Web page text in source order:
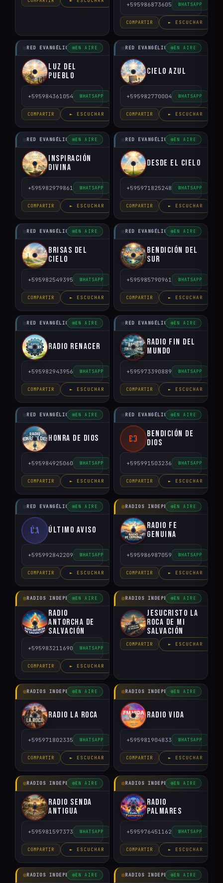
+595986873605 WHATSAPP
COMPARTIR ► ESCUCHAR
RED EVANGÉLICO DEL PARAGUAY
EN AIRE
Luz del
pueblo
+595984361054 WHATSAPP
COMPARTIR ► ESCUCHAR
RED EVANGÉLICO DEL PARAGUAY
EN AIRE
Cielo Azul
+595982770004 WHATSAPP
COMPARTIR ► ESCUCHAR
RED EVANGÉLICO DEL PARAGUAY
EN AIRE
Inspiración
Divina
+595982979861 WHATSAPP
COMPARTIR ► ESCUCHAR
RED EVANGÉLICO DEL PARAGUAY
EN AIRE
Desde el Cielo
+595971825248 WHATSAPP
COMPARTIR ► ESCUCHAR
RED EVANGÉLICO DEL PARAGUAY
EN AIRE
Brisas del
Cielo
+595982549395 WHATSAPP
COMPARTIR ► ESCUCHAR
RED EVANGÉLICO DEL PARAGUAY
EN AIRE
Bendición del
Sur
+595985790961 WHATSAPP
COMPARTIR ► ESCUCHAR
RED EVANGÉLICO DEL PARAGUAY
EN AIRE
Radio Renacer
+595982943956 WHATSAPP
COMPARTIR ► ESCUCHAR
RED EVANGÉLICO DEL PARAGUAY
EN AIRE
Radio Fin del
Mundo
+595973390889 WHATSAPP
COMPARTIR ► ESCUCHAR
RED EVANGÉLICO DEL PARAGUAY
EN AIRE
Honra de Dios
+595984925060 WHATSAPP
COMPARTIR ► ESCUCHAR
RED EVANGÉLICO DEL PARAGUAY
EN AIRE
BD
Bendición de
Dios
+595991503236 WHATSAPP
COMPARTIR ► ESCUCHAR
RED EVANGÉLICO DEL PARAGUAY
EN AIRE
ÚA Último Aviso
+595992842209 WHATSAPP
COMPARTIR ► ESCUCHAR
RADIOS INDEPENDIENTES
EN AIRE
Radio Fe
Genuina
+595986987059 WHATSAPP
COMPARTIR ► ESCUCHAR
RADIOS INDEPENDIENTES
EN AIRE
Radio
Antorcha de
Salvación
+595983211690 WHATSAPP
COMPARTIR ► ESCUCHAR
RADIOS INDEPENDIENTES
EN AIRE
Jesucristo la
Roca de mi
Salvación
COMPARTIR ► ESCUCHAR
RADIOS INDEPENDIENTES
EN AIRE
Radio La Roca
+595971802335 WHATSAPP
COMPARTIR ► ESCUCHAR
RADIOS INDEPENDIENTES
EN AIRE
Radio Vida
+595981904833 WHATSAPP
COMPARTIR ► ESCUCHAR
RADIOS INDEPENDIENTES
EN AIRE
Radio Senda
Antigua
+595981597373 WHATSAPP
COMPARTIR ► ESCUCHAR
RADIOS INDEPENDIENTES
EN AIRE
Radio
Palmares
+595976451162 WHATSAPP
COMPARTIR ► ESCUCHAR
RADIOS INDEPENDIENTES
EN AIRE RADIOS INDEPENDIENTES
EN AIRE